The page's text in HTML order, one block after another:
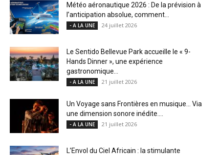
Météo aéronautique 2026 : De la prévision à
l’anticipation absolue, comment...
- A LA UNE 24 juillet 2026
Le Sentido Bellevue Park accueille le « 9-
Hands Dinner », une expérience
gastronomique...
- A LA UNE 21 juillet 2026
Un Voyage sans Frontières en musique… Via
une dimension sonore inédite....
- A LA UNE 21 juillet 2026
L’Envol du Ciel Africain : la stimulante